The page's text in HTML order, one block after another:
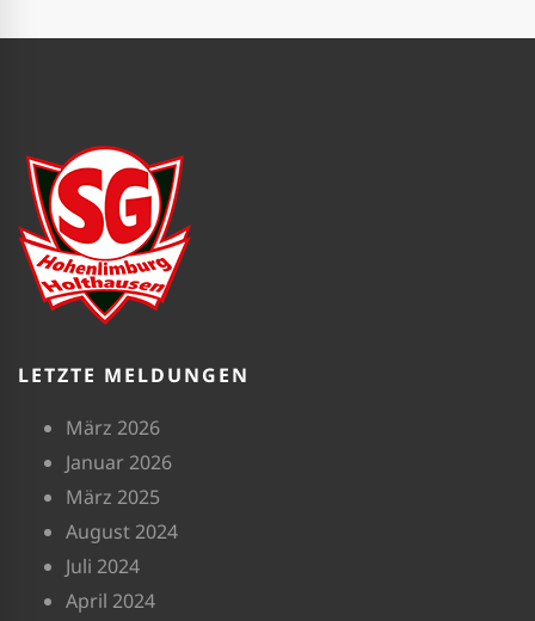
LETZTE MELDUNGEN
März 2026
Januar 2026
März 2025
August 2024
Juli 2024
April 2024